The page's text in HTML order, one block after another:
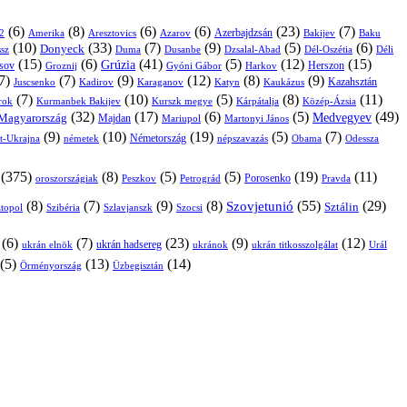
(6) Amerika (8) Aresztovics (6) Azarov (6) Azerbajdzsán (23) Bakijev (7) Baku
(10) Donyeck (33) Duma (7) Dusanbe (9) Dzsalal-Abad (5) Dél-Oszétia (6) Déli
(15) Groznij (6) Grúzia (41) Gyóni Gábor (5) Harkov (12) Herszon (15)
Juscsenko (7) Kadirov (9) Karaganov (12) Katyn (8) Kaukázus (9) Kazahsztán
(7) Kurmanbek Bakijev (10) Kurszk megye (5) Kárpátalja (8) Közép-Ázsia (11)
(32) Majdan (17) Mariupol (6) Martonyi János (5) Medvegyev (49)
Ukrajna (9) németek (10) Németország (19) népszavazás (5) Obama (7) Odessza
oroszországiak (8) Peszkov (5) Petrográd (5) Porosenko (19) Pravda (11)
(8) Szibéria (7) Szlavjanszk (9) Szocsi (8) Szovjetunió (55) Sztálin (29)
ukrán elnök (7) ukrán hadsereg (23) ukránok (9) ukrán titkosszolgálat (12) Urál
Örményország (13) Üzbegisztán (14)